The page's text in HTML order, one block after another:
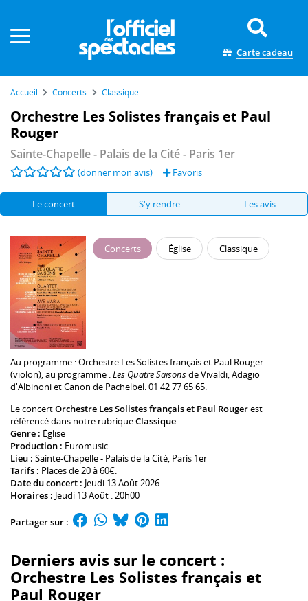
Carte cadeau
Accueil Concerts Classique
Orchestre Les Solistes français et Paul
Rouger
Sainte-Chapelle - Palais de la Cité- Paris 1er
(donner mon avis) Favoris
Le concert S'y rendre Les avis
Concerts Église Classique
Au programme :Orchestre Les Solistes françaiset Paul Rouger
(violon), au programme :Les Quatre Saisonsde Vivaldi, Adagio
d'Albinoni et Canon de Pachelbel. 01 42 77 65 65.
Le concertOrchestre Les Solistes français et Paul Rougerest
référencé dans notre rubriqueClassique.
Genre : Église
Production : Euromusic
Lieu : Sainte-Chapelle - Palais de la Cité, Paris 1er
Tarifs : Places de 20 à 60€.
Date du concert : Jeudi 13 Août 2026
Horaires : Jeudi 13 Août : 20h00
Partager sur :
Derniers avis sur le concert :
Orchestre Les Solistes français et
Paul Rouger